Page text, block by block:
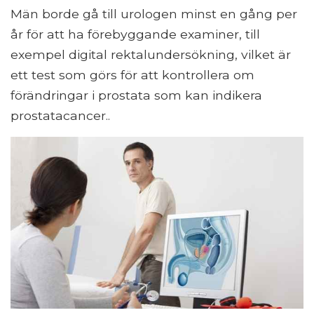
Män borde gå till urologen minst en gång per
år för att ha förebyggande examiner, till
exempel digital rektalundersökning, vilket är
ett test som görs för att kontrollera om
förändringar i prostata som kan indikera
prostatacancer..